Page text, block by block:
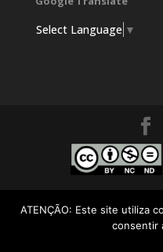
Select Language ▼
ATENÇÃO: Este site utiliza
consentir